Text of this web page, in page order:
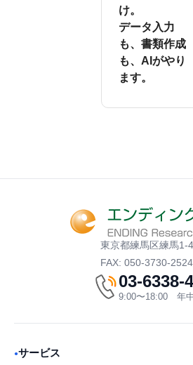
け。
データ入力
も、書類作成
も、AIがやり
ます。
東京都練馬区練馬1-
FAX: 050-3730-2524
03-6338-
9:00〜18:00 年
●サービス